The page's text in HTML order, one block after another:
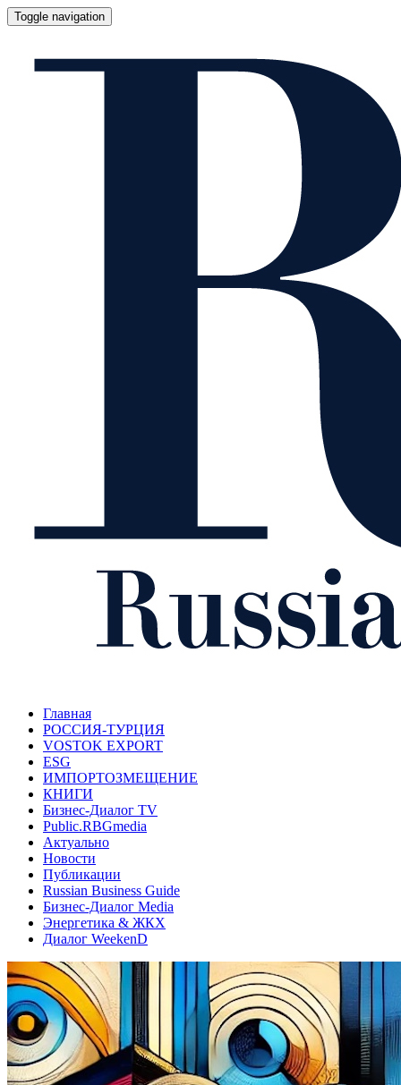
Toggle navigation
Главная
РОССИЯ-ТУРЦИЯ
VOSTOK EXPORT
ESG
ИМПОРТОЗМЕЩЕНИЕ
КНИГИ
Бизнес-Диалог TV
Public.RBGmedia
Актуально
Новости
Публикации
Russian Business Guide
Бизнес-Диалог Media
Энергетика & ЖКХ
Диалог WeekenD